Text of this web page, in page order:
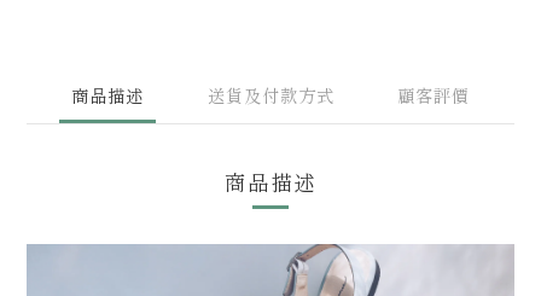
商品描述 送貨及付款方式 顧客評價
商品描述